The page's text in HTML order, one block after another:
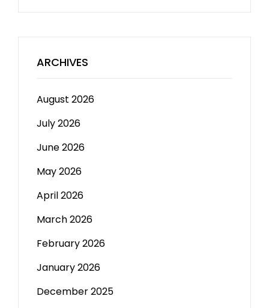
ARCHIVES
August 2026
July 2026
June 2026
May 2026
April 2026
March 2026
February 2026
January 2026
December 2025